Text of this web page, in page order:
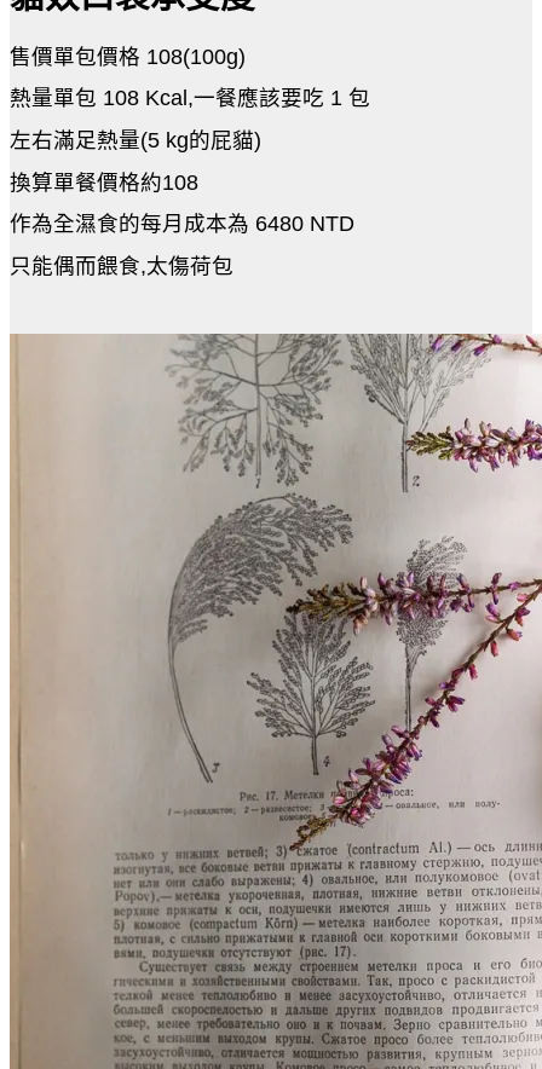
售價單包價格 108(100g)
熱量單包 108 Kcal,一餐應該要吃 1 包
左右滿足熱量(5 kg的屁貓)
換算單餐價格約108
作為全濕食的每月成本為 6480 NTD
只能偶而餵食,太傷荷包